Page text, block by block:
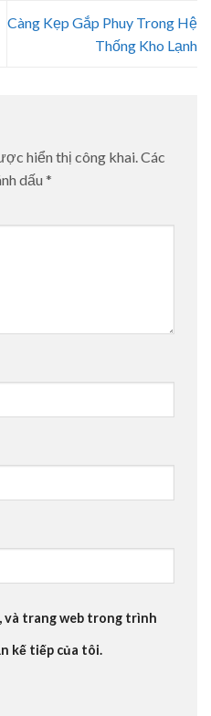
Càng Kẹp Gắp Phuy Trong Hệ
Thống Kho Lạnh
hiển thị công khai.Các
dấu *
và trang web trong trình
kế tiếp của tôi.